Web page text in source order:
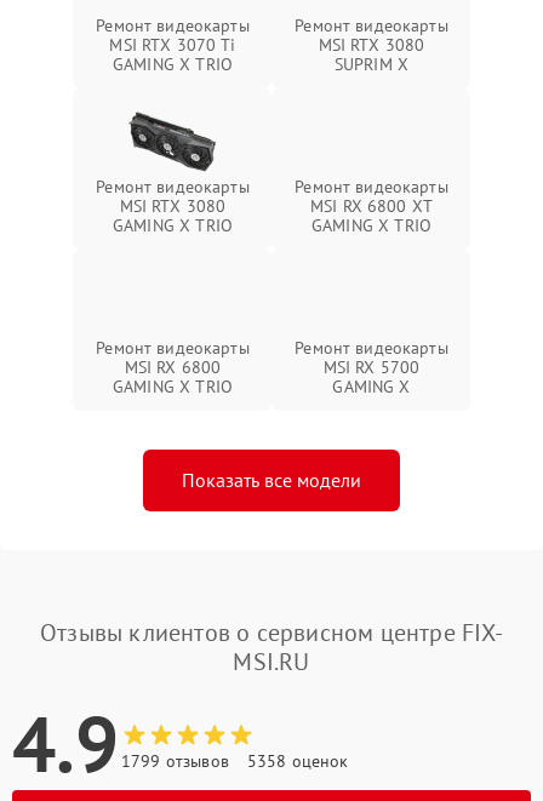
Ремонт видеокарты
MSI RTX 3070 Ti
GAMING X TRIO
Ремонт видеокарты
MSI RTX 3080
SUPRIM X
Ремонт видеокарты
MSI RTX 3080
GAMING X TRIO
Ремонт видеокарты
MSI RX 6800 XT
GAMING X TRIO
Ремонт видеокарты
MSI RX 6800
GAMING X TRIO
Ремонт видеокарты
MSI RX 5700
GAMING X
Показать все модели
Отзывы клиентов о сервисном центре FIX-
MSI.RU
4.9 1799 отзывов 5358 оценок